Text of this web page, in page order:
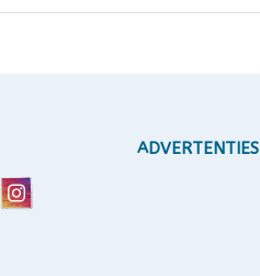
ADVERTENTIES